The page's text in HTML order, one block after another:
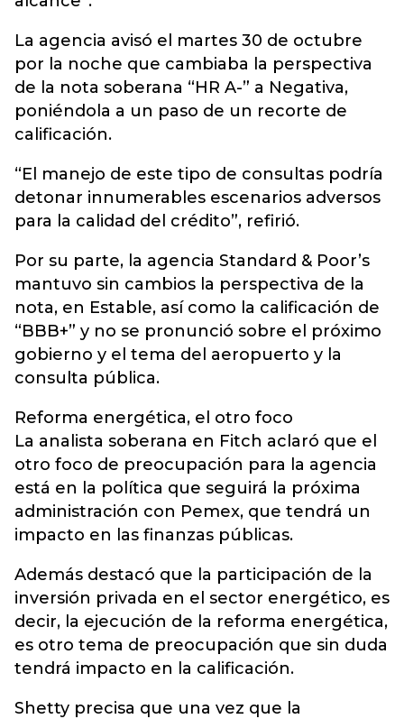
La agencia avisó el martes 30 de octubre
por la noche que cambiaba la perspectiva
de la nota soberana “HR A-” a Negativa,
poniéndola a un paso de un recorte de
calificación.
“El manejo de este tipo de consultas podría
detonar innumerables escenarios adversos
para la calidad del crédito”, refirió.
Por su parte, la agencia Standard & Poor’s
mantuvo sin cambios la perspectiva de la
nota, en Estable, así como la calificación de
“BBB+” y no se pronunció sobre el próximo
gobierno y el tema del aeropuerto y la
consulta pública.
Reforma energética, el otro foco
La analista soberana en Fitch aclaró que el
otro foco de preocupación para la agencia
está en la política que seguirá la próxima
administración con Pemex, que tendrá un
impacto en las finanzas públicas.
Además destacó que la participación de la
inversión privada en el sector energético, es
decir, la ejecución de la reforma energética,
es otro tema de preocupación que sin duda
tendrá impacto en la calificación.
Shetty precisa que una vez que la